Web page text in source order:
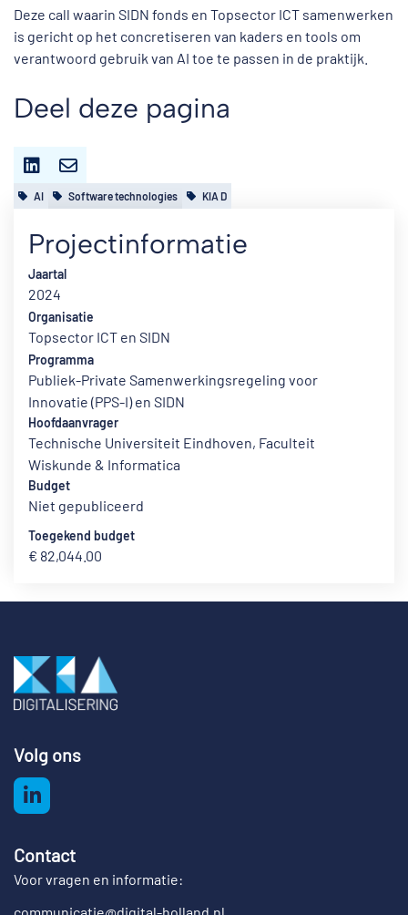
Deze call waarin SIDN fonds en Topsector ICT samenwerken
is gericht op het concretiseren van kaders en tools om
verantwoord gebruik van AI toe te passen in de praktijk.
Deel deze pagina
AI Software technologies KIA D
Projectinformatie
Jaartal
2024
Organisatie
Topsector ICT en SIDN
Programma
Publiek-Private Samenwerkingsregeling voor
Innovatie (PPS-I) en SIDN
Hoofdaanvrager
Technische Universiteit Eindhoven, Faculteit
Wiskunde & Informatica
Budget
Niet gepubliceerd
Toegekend budget
€ 82,044.00
Volg ons
Contact
Voor vragen en informatie: